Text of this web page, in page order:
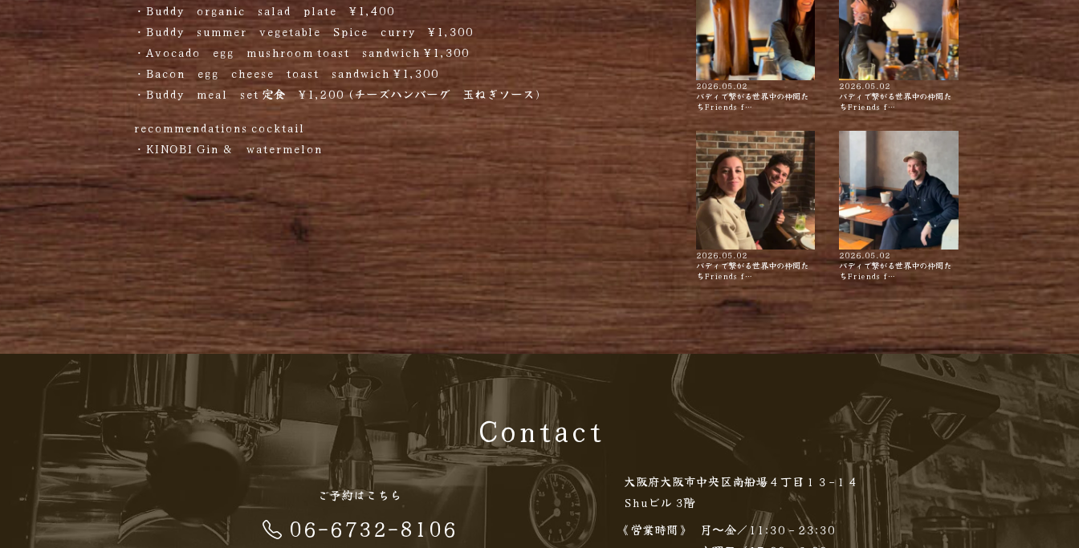
・Buddy organic salad plate ¥1,400
・Buddy summer vegetable Spice curry ¥1,300
・Avocado egg mushroom toast sandwich ¥1,300
・Bacon egg cheese toast sandwich ¥1,300
・Buddy meal set 定食 ¥1,200 (チーズハンバーグ 玉ねぎソース)
recommendations cocktail
・KINOBI Gin ＆ watermelon
2026.05.02
バディで繋がる世界中の仲間た
ちFriends f…
2026.05.02
バディで繋がる世界中の仲間た
ちFriends f…
2026.05.02
バディで繋がる世界中の仲間た
ちFriends f…
2026.05.02
バディで繋がる世界中の仲間た
ちFriends f…
Contact
ご予約はこちら
06-6732-8106
大阪府大阪市中央区南船場４丁目１３−１４
Shuビル 3階
《営業時間》
月〜金／11:30 - 23:30